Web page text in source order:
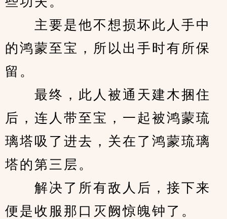
主要是他不想损坏此人手中
的鸿蒙至宝，所以出手时有所保
留。
最终，此人被通天建木捆住
后，连人带至宝，一起被鸿蒙琉
璃塔吸了进去，关在了鸿蒙琉璃
塔的第三层。
解决了所有敌人后，接下来
便是收服那口灭阙惊魄钟了。